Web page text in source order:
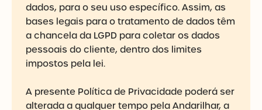
dados, para o seu uso específico. Assim, as
bases legais para o tratamento de dados têm
a chancela da LGPD para coletar os dados
pessoais do cliente, dentro dos limites
impostos pela lei.
A presente Política de Privacidade poderá ser
alterada a qualquer tempo pela Andarilhar, a